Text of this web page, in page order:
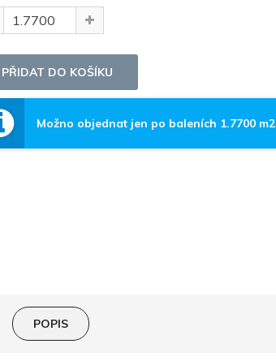
Možno objednat jen po baleních 1.7700 m2
POPIS